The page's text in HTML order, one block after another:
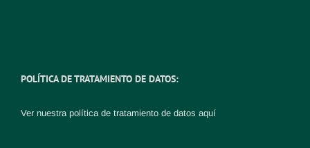
POLÍTICA DE TRATAMIENTO DE DATOS:
Ver nuestra política de tratamiento de datos aquí